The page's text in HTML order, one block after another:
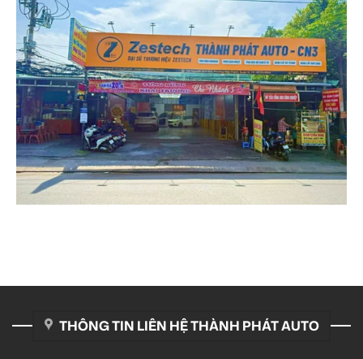
THÔNG TIN LIÊN HỆ THÀNH PHÁT AUTO